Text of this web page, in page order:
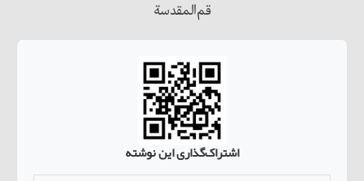
قم‌المقدسة
اشتراک‌گذاری این نوشته